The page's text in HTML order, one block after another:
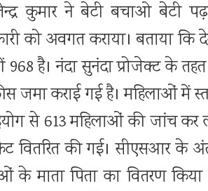
कुमार ने बेटी बचाओ बेटी
को अवगत कराया। बताया कि
968 है। नंदा सुनंदा प्रोजेक्ट के
जमा कराई गई है। महिलाओं में
से 613 महिलाओं की जांच कर
वितरित की गई। सीएसआर के
माता पिता का वितरण किया